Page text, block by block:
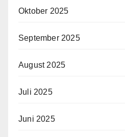
Oktober 2025
September 2025
August 2025
Juli 2025
Juni 2025